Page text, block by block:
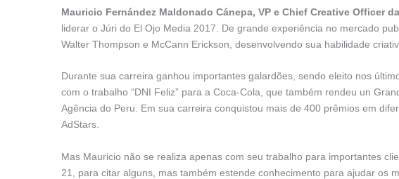
Mauricio Fernández Maldonado Cánepa, VP e Chief Creative Officer
liderar o Júri do El Ojo Media 2017. De grande experiência no mercado
Walter Thompson e McCann Erickson, desenvolvendo sua habilidade
Durante sua carreira ganhou importantes galardões, sendo eleito nos
com o trabalho “DNI Feliz” para a Coca-Cola, que também rendeu un
Agência do Peru. Em sua carreira conquistou mais de 400 prêmios em
AdStars.
Mas Mauricio não se realiza apenas com seu trabalho para importantes
21, para citar alguns, mas também estende conhecimento para ajudar os